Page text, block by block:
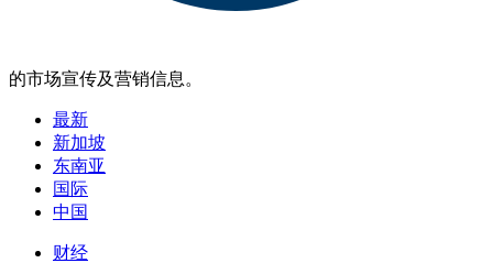
的市场宣传及营销信息。
最新
新加坡
东南亚
国际
中国
财经